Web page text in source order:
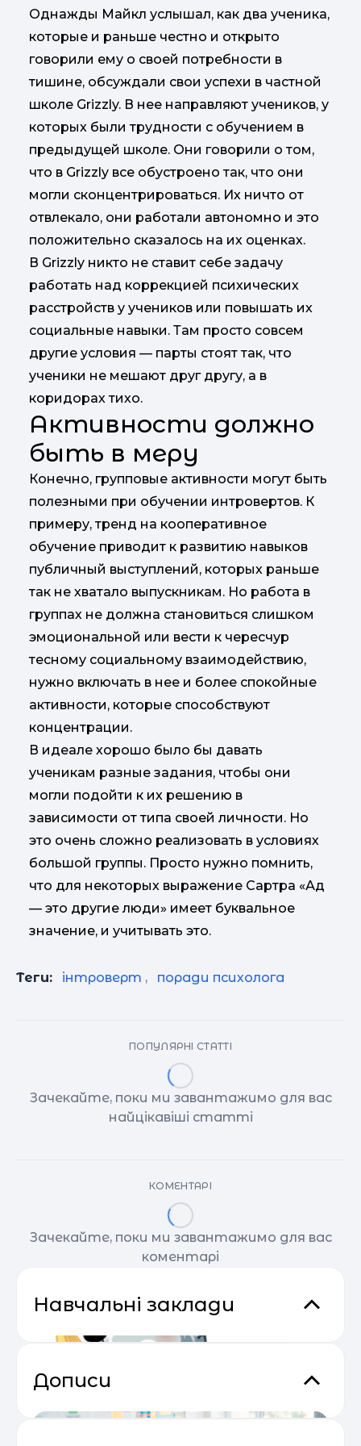
Однажды Майкл услышал, как два ученика,
которые и раньше честно и открыто
говорили ему о своей потребности в
тишине, обсуждали свои успехи в частной
школе Grizzly. В нее направляют учеников, у
которых были трудности с обучением в
предыдущей школе. Они говорили о том,
что в Grizzly все обустроено так, что они
могли сконцентрироваться. Их ничто от
отвлекало, они работали автономно и это
положительно сказалось на их оценках.
В Grizzly никто не ставит себе задачу
работать над коррекцией психических
расстройств у учеников или повышать их
социальные навыки. Там просто совсем
другие условия — парты стоят так, что
ученики не мешают друг другу, а в
коридорах тихо.
Активности должно
быть в меру
Конечно, групповые активности могут быть
полезными при обучении интровертов. К
примеру, тренд на кооперативное
обучение приводит к развитию навыков
публичный выступлений, которых раньше
так не хватало выпускникам. Но работа в
группах не должна становиться слишком
эмоциональной или вести к чересчур
тесному социальному взаимодействию,
нужно включать в нее и более спокойные
активности, которые способствуют
концентрации.
В идеале хорошо было бы давать
ученикам разные задания, чтобы они
могли подойти к их решению в
зависимости от типа своей личности. Но
это очень сложно реализовать в условиях
большой группы. Просто нужно помнить,
что для некоторых выражение Сартра «Ад
— это другие люди» имеет буквальное
значение, и учитывать это.
Теги: інтроверт , поради психолога
ПОПУЛЯРНІ СТАТТІ
Зачекайте, поки ми завантажимо для вас
найцікавіші статті
КОМЕНТАРІ
Зачекайте, поки ми завантажимо для вас
коментарі
Навчальні заклади
Дописи